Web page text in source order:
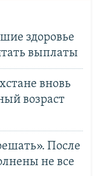
здоровье
выплаты
вновь
возраст
После
не все